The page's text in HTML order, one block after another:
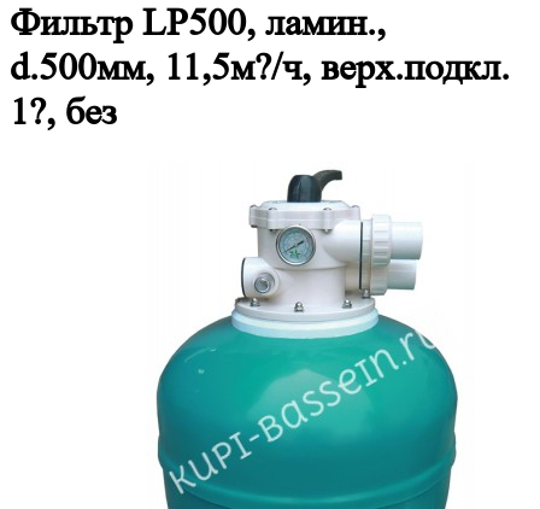
Фильтр LP500, ламин.,
d.500мм, 11,5м?/ч, верх.подкл.
1?, без